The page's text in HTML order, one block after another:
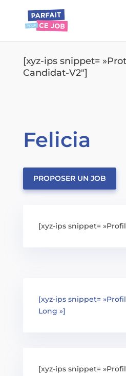
[xyz-ips snippet=
Candidat-V2″]
Felicia
PROPOSER UN JOB
[xyz-ips snippet=
[xyz-ips snippet=
Long »]
[xyz-ips snippet=